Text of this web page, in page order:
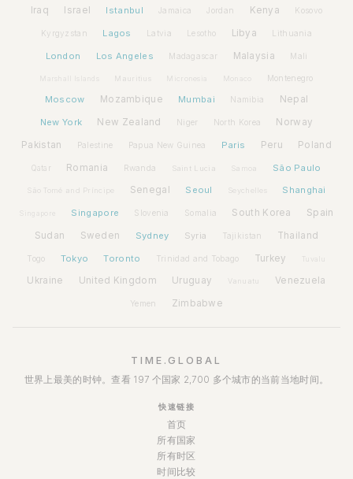
Iraq Israel Istanbul Jamaica Jordan Kenya Kosovo
Kyrgyzstan Lagos Latvia Lesotho Libya Lithuania
London Los Angeles Madagascar Malaysia Mali
Mauritius Micronesia Monaco Montenegro
Moscow Mozambique Mumbai Namibia Nepal
New York New Zealand Niger North Korea Norway
Pakistan Palestine Papua New Guinea Paris Peru Poland
Qatar Romania Rwanda Saint Lucia Samoa São Paulo
São Tomé and Príncipe Senegal Seoul Seychelles Shanghai
Singapore Slovenia Somalia South Korea Spain
Sudan Sweden Sydney Syria Tajikistan Thailand
Togo Tokyo Toronto Trinidad and Tobago Turkey Tuvalu
Ukraine United Kingdom Uruguay Vanuatu Venezuela
Yemen Zimbabwe
TIME.GLOBAL
世界上最美的时钟。查看 197 个国家 2,700 多个城市的当前当地时间。
快速链接
首页
所有国家
所有时区
时间比较